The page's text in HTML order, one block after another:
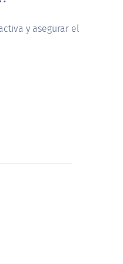
y asegurar el